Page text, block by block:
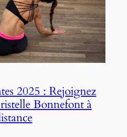
2025 : Rejoignez
Bonnefont à